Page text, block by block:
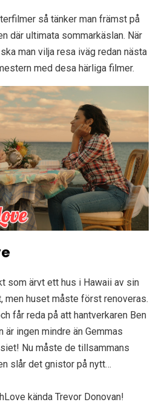
så tänker man främst på
där ultimata sommarkäslan. När
man vilja resa iväg redan nästa
med desa härliga filmer.
som ärvt ett hus i Hawaii av sin
men huset måste först renoveras.
får reda på att hantverkaren Ben
är ingen mindre än Gemmas
Nu måste de tillsammans
slår det gnistor på nytt…
kända Trevor Donovan!